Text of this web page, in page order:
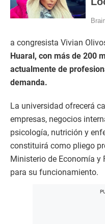
a congresista Vivian
Huaral, con más de 200
actualmente de
demanda.
La universidad ofrecerá
empresas, negocios
psicología, nutrición y
constituirá como pliego
Ministerio de Economía y
para su funcionamiento.